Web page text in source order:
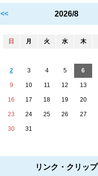
<< 2026/8
日 月 火 水 木
2 3 4 5 6
9 10 11 12 13
16 17 18 19 20
23 24 25 26 27
30 31
リンク・クリップ